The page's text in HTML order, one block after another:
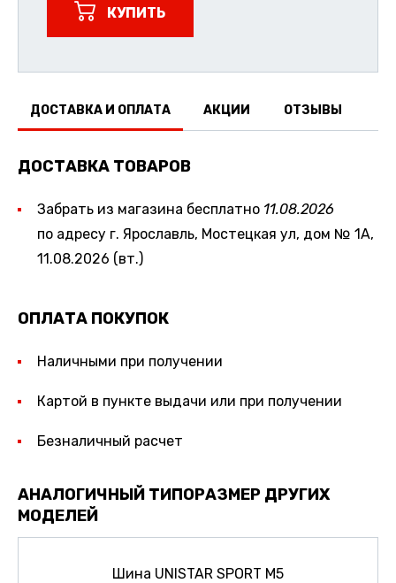
КУПИТЬ
ДОСТАВКА И ОПЛАТА АКЦИИ ОТЗЫВЫ
ДОСТАВКА ТОВАРОВ
Забрать из магазина бесплатно 11.08.2026
по адресу г. Ярославль, Мостецкая ул, дом № 1А,
11.08.2026 (вт.)
ОПЛАТА ПОКУПОК
Наличными при получении
Картой в пункте выдачи или при получении
Безналичный расчет
АНАЛОГИЧНЫЙ ТИПОРАЗМЕР ДРУГИХ
МОДЕЛЕЙ
Шина UNISTAR SPORT M5